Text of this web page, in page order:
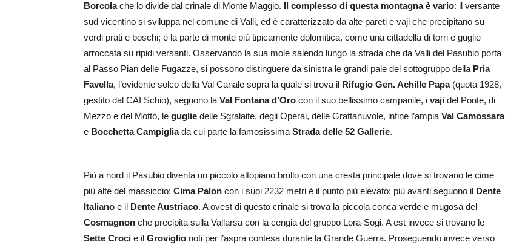
Borcolache lo divide dal crinale di Monte Maggio. Il complesso di questa montagna è vario: il versante
sud vicentino si sviluppa nel comune di Valli, ed è caratterizzato da alte pareti e vaji che precipitano su
verdi prati e boschi; è la parte di monte più tipicamente dolomitica, come una cittadella di torri e guglie
arroccata su ripidi versanti. Osservando la sua mole salendo lungo la strada che da Valli del Pasubio porta
al Passo Pian delle Fugazze, si possono distinguere da sinistra le grandi pale del sottogruppo della Pria
Favella, l’evidente solco della Val Canale sopra la quale si trova il Rifugio Gen. Achille Papa(quota 1928,
gestito dal CAI Schio), seguono la Val Fontana d’Oro con il suo bellissimo campanile, i vaji del Ponte, di
Mezzo e del Motto, le guglie delle Sgralaite, degli Operai, delle Grattanuvole, infine l’ampia Val Camossara
e Bocchetta Campigliada cui parte la famosissima Strada delle 52 Gallerie.
Più a nord il Pasubio diventa un piccolo altopiano brullo con una cresta principale dove si trovano le cime
più alte del massiccio: Cima Palon con i suoi 2232 metri è il punto più elevato; più avanti seguono il Dente
Italiano e il Dente Austriaco. A ovest di questo crinale si trova la piccola conca verde e mugosa del
Cosmagnon che precipita sulla Vallarsa con la cengia del gruppo Lora-Sogi. A est invece si trovano le
Sette Croci e il Groviglio noti per l’aspra contesa durante la Grande Guerra. Proseguendo invece verso